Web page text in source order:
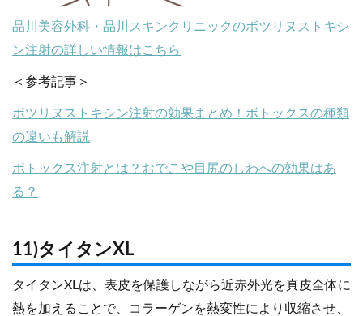
品川美容外科・品川スキンクリニックのボツリヌストキシ
ン注射の詳しい情報はこちら
＜参考記事＞
ボツリヌストキシン注射の効果まとめ！ボトックスの種類
の違いも解説
ボトックス注射とは？おでこや目尻のしわへの効果はあ
る？
11)タイタンXL
タイタンXLは、表皮を保護しながら近赤外光を真皮全体に
熱を加えることで、コラーゲンを熱変性により収縮させ、